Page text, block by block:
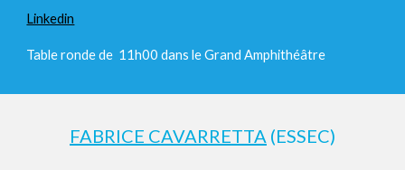
Linkedin
Table ronde de 11h00dans le Grand Amphithéâtre
FABRICE CAVARRETTA (ESSEC)